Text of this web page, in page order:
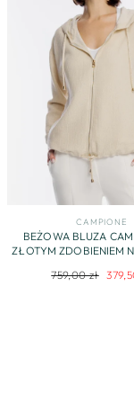
CAMPIONE
BEŻOWA BLUZA
ZŁOTYM ZDOBIENIEM
Regularna
759,00 zł
Cena